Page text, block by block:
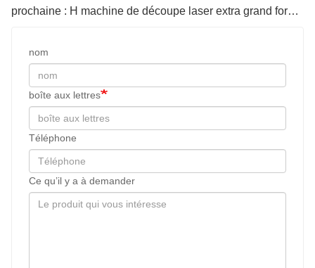
prochaine : H machine de découpe laser extra grand format entièrement fermée
nom
boîte aux lettres
Téléphone
Ce qu’il y a à demander